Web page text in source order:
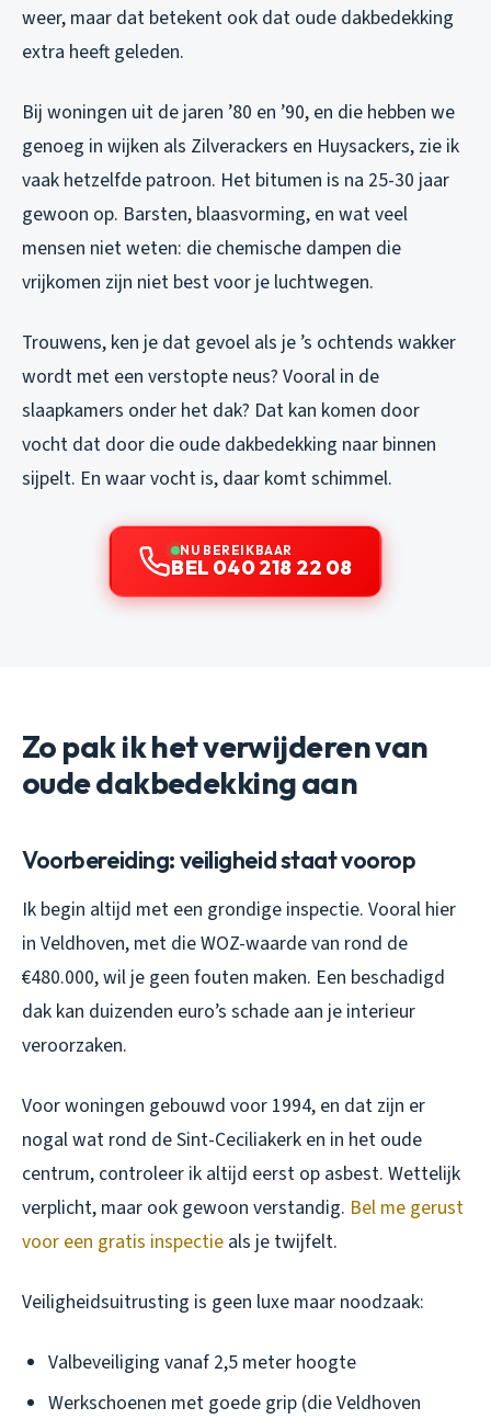
weer, maar dat betekent ook dat oude dakbedekking
extra heeft geleden.
Bij woningen uit de jaren ’80 en ’90, en die hebben we
genoeg in wijken als Zilverackers en Huysackers, zie ik
vaak hetzelfde patroon. Het bitumen is na 25-30 jaar
gewoon op. Barsten, blaasvorming, en wat veel
mensen niet weten: die chemische dampen die
vrijkomen zijn niet best voor je luchtwegen.
Trouwens, ken je dat gevoel als je ’s ochtends wakker
wordt met een verstopte neus? Vooral in de
slaapkamers onder het dak? Dat kan komen door
vocht dat door die oude dakbedekking naar binnen
sijpelt. En waar vocht is, daar komt schimmel.
NU BEREIKBAAR
BEL 040 218 22 08
Zo pak ik het verwijderen van
oude dakbedekking aan
Voorbereiding: veiligheid staat voorop
Ik begin altijd met een grondige inspectie. Vooral hier
in Veldhoven, met die WOZ-waarde van rond de
€480.000, wil je geen fouten maken. Een beschadigd
dak kan duizenden euro’s schade aan je interieur
veroorzaken.
Voor woningen gebouwd voor 1994, en dat zijn er
nogal wat rond de Sint-Ceciliakerk en in het oude
centrum, controleer ik altijd eerst op asbest. Wettelijk
verplicht, maar ook gewoon verstandig. Bel me gerust
voor een gratis inspectie als je twijfelt.
Veiligheidsuitrusting is geen luxe maar noodzaak:
Valbeveiliging vanaf 2,5 meter hoogte
Werkschoenen met goede grip (die Veldhoven